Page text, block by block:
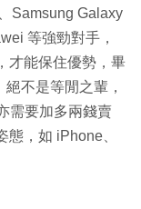
Samsung Galaxy
等強勁對手，
才能保住優勢，畢
不是等閒之輩，
需要加多兩錢賣
，如 iPhone、